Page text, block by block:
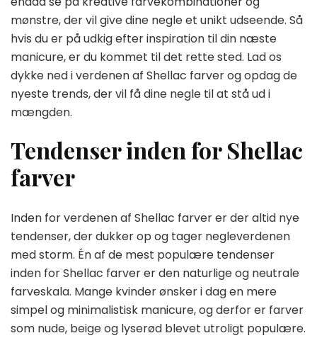
mønstre, der vil give dine negle et unikt udseende. Så
hvis du er på udkig efter inspiration til din næste
manicure, er du kommet til det rette sted. Lad os
dykke ned i verdenen af Shellac farver og opdag de
nyeste trends, der vil få dine negle til at stå ud i
mængden.
Tendenser inden for Shellac
farver
Inden for verdenen af Shellac farver er der altid nye
tendenser, der dukker op og tager negleverdenen
med storm. Én af de mest populære tendenser
inden for Shellac farver er den naturlige og neutrale
farveskala. Mange kvinder ønsker i dag en mere
simpel og minimalistisk manicure, og derfor er farver
som nude, beige og lyserød blevet utroligt populære.